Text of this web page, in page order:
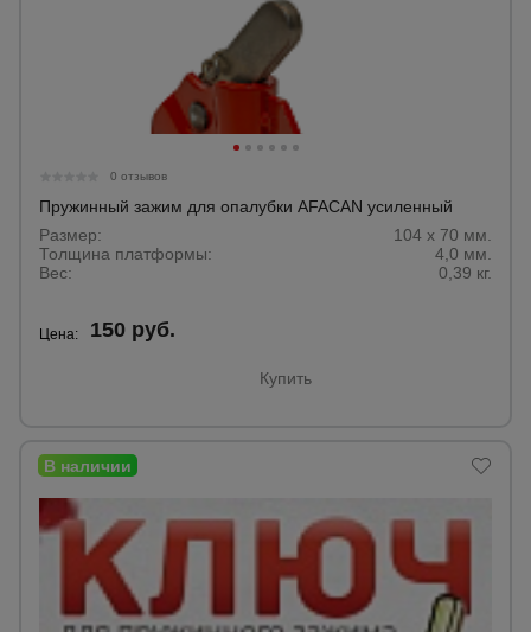
0 отзывов
Пружинный зажим для опалубки AFACAN усиленный
Размер:
104 х 70 мм.
Толщина платформы:
4,0 мм.
Вес:
0,39 кг.
Цена: 150 руб.
Купить